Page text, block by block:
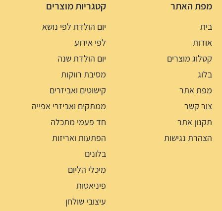
מפת האתר
בית
אודות
קטלוג מוצרים
בלוג
מפת אתר
צור קשר
תקנון אתר
הצהרת נגישות
קטגריות מוצרים
יום הולדת לפי נושא
לפי אירוע
יום הולדת שנה
מסיבת רווקות
קישוטים ואביזרים
ממתקים ואביזרי אפייה
חד פעמי מתכלה
הפתעות ואריזות
בלונים
מיכלי הליום
פיניאטות
עיצובי שולחן